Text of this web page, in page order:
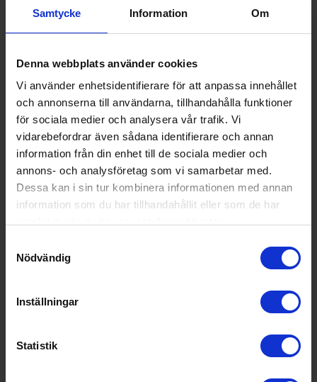
Samtycke Information Om
Denna webbplats använder cookies
Vi använder enhetsidentifierare för att anpassa innehållet
och annonserna till användarna, tillhandahålla funktioner
för sociala medier och analysera vår trafik. Vi
vidarebefordrar även sådana identifierare och annan
information från din enhet till de sociala medier och
annons- och analysföretag som vi samarbetar med.
Dessa kan i sin tur kombinera informationen med annan
information som du har tillhandahållit eller som de har
Nödvändig
Inställningar
Statistik
Köksfläkt
SamsungNK36M1030IS - Outlet
3 990:-
I lager